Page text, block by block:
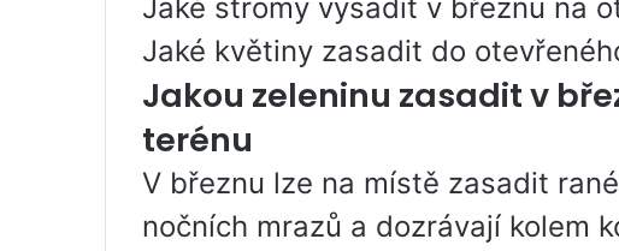
Jaké stromy vysadit v březnu na
Jaké květiny zasadit do
Jakou zeleninu zasadit v
terénu
V březnu lze na místě zasadit
nočních mrazů a dozrávají kolem